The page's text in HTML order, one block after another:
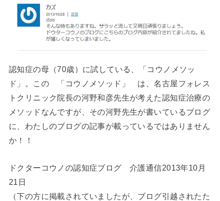
認知症の母（70歳）に試している、「コウノメソッ
ド」。この 「コウノメソッド」 は、名古屋フォレス
トクリニック院長の河野和彦先生が考えた認知症治療の
メソッドなんですが、その河野先生が書いているブログ
に、わたしのブログの記事が載っているではありません
か！！
ドクターコウノの認知症ブログ 介護通信2013年10月
21日
（下の方に掲載されていましたが、ブログ引越されたた